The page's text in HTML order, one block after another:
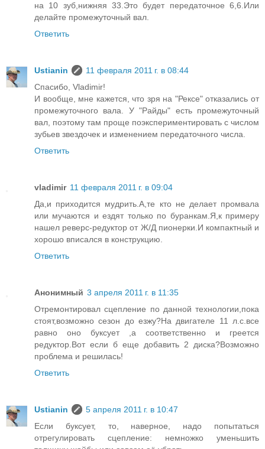
на 10 зуб,нижняя 33.Это будет передаточное 6,6.Или
делайте промежуточный вал.
Ответить
Ustianin
11 февраля 2011 г. в 08:44
Спасибо, Vladimir!
И вообще, мне кажется, что зря на "Рексе" отказались от
промежуточного вала. У "Райды" есть промежуточный
вал, поэтому там проще поэкспериментировать с числом
зубьев звездочек и изменением передаточного числа.
Ответить
vladimir 11 февраля 2011 г. в 09:04
Да,и приходится мудрить.А,те кто не делает промвала
или мучаются и ездят только по буранкам.Я,к примеру
нашел реверс-редуктор от Ж/Д пионерки.И компактный и
хорошо вписался в конструкцию.
Ответить
Анонимный 3 апреля 2011 г. в 11:35
Отремонтировал сцепление по данной технологии,пока
стоят,возможно сезон до езжу?На двигателе 11 л.с.все
равно оно буксует ,а соответственно и греется
редуктор.Вот если б еще добавить 2 диска?Возможно
проблема и решилась!
Ответить
Ustianin
5 апреля 2011 г. в 10:47
Если буксует, то, наверное, надо попытаться
отрегулировать сцепление: немножко уменьшить